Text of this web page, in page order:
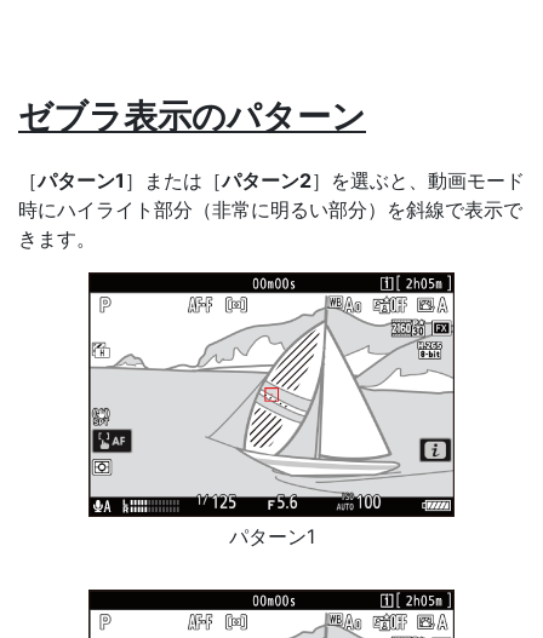
ゼブラ表示のパターン
［パターン1 ］または［パターン2］を選ぶと、動画モード
時にハイライト部分（非常に明るい部分）を斜線で表示で
きます。
パターン1